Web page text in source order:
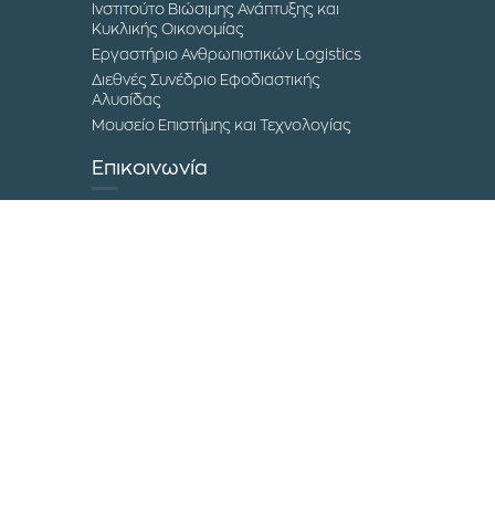
Ινστιτούτο Βιώσιμης Ανάπτυξης και
Κυκλικής Οικονομίας
Εργαστήριο Ανθρωπιστικών Logistics
Διεθνές Συνέδριο Εφοδιαστικής
Αλυσίδας
Μουσείο Επιστήμης και Τεχνολογίας
Επικοινωνία